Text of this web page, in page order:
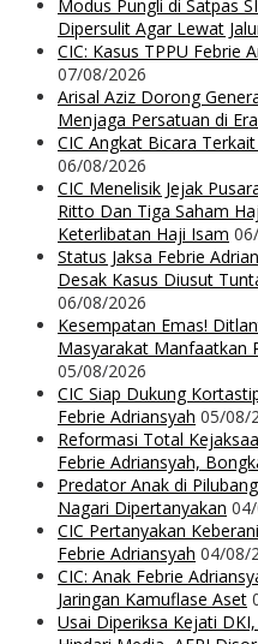
Modus Pungli di Satpas
Dipersulit Agar Lewat
CIC: Kasus TPPU Febrie
07/08/2026
Arisal Aziz Dorong
Menjaga Persatuan di
CIC Angkat Bicara
06/08/2026
CIC Menelisik Jejak
Ritto Dan Tiga Saham
Keterlibatan Haji Isam
Status Jaksa Febrie
Desak Kasus Diusut
06/08/2026
Kesempatan Emas!
Masyarakat Manfaatkan
05/08/2026
CIC Siap Dukung
Febrie Adriansyah 05/08/
Reformasi Total
Febrie Adriansyah,
Predator Anak di
Nagari Dipertanyakan
CIC Pertanyakan
Febrie Adriansyah 04/08/
CIC: Anak Febrie
Jaringan Kamuflase Aset
Usai Diperiksa Kejati